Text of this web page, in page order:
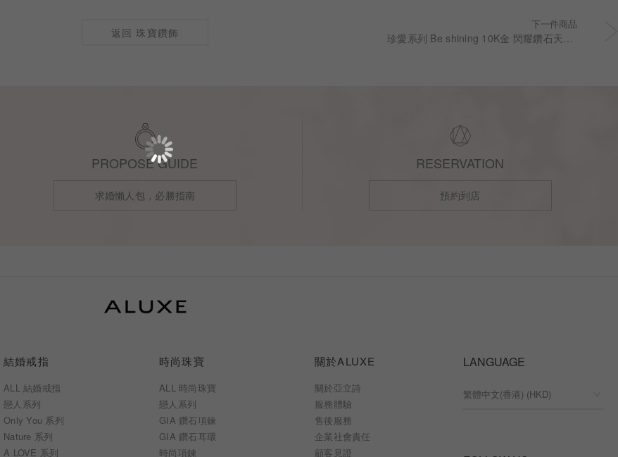
下一件商品
珍愛系列 Be shining 10K金 閃耀鑽石天然淡水珍珠垂墜項鍊
返回 珠寶鑽飾
PROPOSE GUIDE
求婚懶人包，必勝指南
RESERVATION
預約到店
結婚戒指
ALL 結婚戒指
戀人系列
Only You 系列
Nature 系列
A LOVE 系列
時尚珠寶
ALL 時尚珠寶
戀人系列
GIA 鑽石項鍊
GIA 鑽石耳環
時尚項鍊
關於ALUXE
關於亞立詩
服務體驗
售後服務
企業社會責任
顧客見證
LANGUAGE